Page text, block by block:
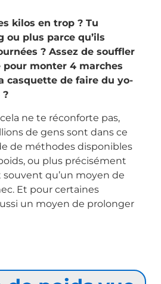
kilos en trop ? Tu
ou plus parce qu’ils
? Assez de souffler
monter 4 marches
casquette de faire du yo-
?
ne te réconforte pas,
de gens sont dans ce
de méthodes disponibles
ou plus précisément
souvent qu’un moyen de
Et pour certaines
un moyen de prolonger